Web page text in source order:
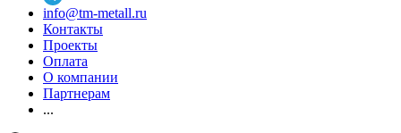
info@tm-metall.ru
Контакты
Проекты
Оплата
О компании
Партнерам
...